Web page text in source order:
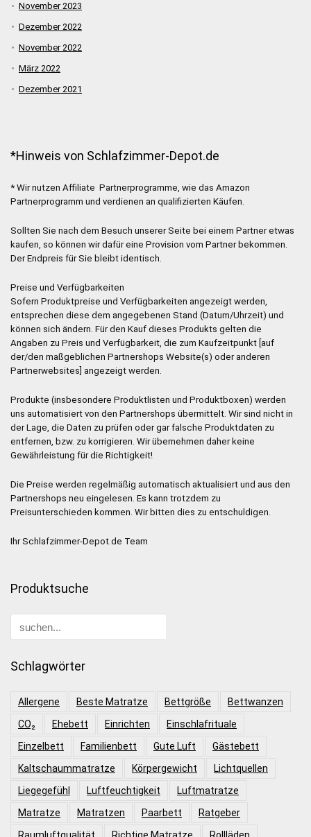
November 2023
Dezember 2022
November 2022
März 2022
Dezember 2021
*Hinweis von Schlafzimmer-Depot.de
* Wir nutzen Affiliate Partnerprogramme, wie das Amazon
Partnerprogramm und verdienen an qualifizierten Käufen.
Sollten Sie nach dem Besuch unserer Seite bei einem Partner etwas
kaufen, so können wir dafür eine Provision vom Partner bekommen.
Der Endpreis für Sie bleibt identisch.
Preise und Verfügbarkeiten
Sofern Produktpreise und Verfügbarkeiten angezeigt werden,
entsprechen diese dem angegebenen Stand (Datum/Uhrzeit) und
können sich ändern. Für den Kauf dieses Produkts gelten die
Angaben zu Preis und Verfügbarkeit, die zum Kaufzeitpunkt [auf
der/den maßgeblichen Partnershops Website(s) oder anderen
Partnerwebsites] angezeigt werden.
Produkte (insbesondere Produktlisten und Produktboxen) werden
uns automatisiert von den Partnershops übermittelt. Wir sind nicht in
der Lage, die Daten zu prüfen oder gar falsche Produktdaten zu
entfernen, bzw. zu korrigieren. Wir übernehmen daher keine
Gewährleistung für die Richtigkeit!
Die Preise werden regelmäßig automatisch aktualisiert und aus den
Partnershops neu eingelesen. Es kann trotzdem zu
Preisunterschieden kommen. Wir bitten dies zu entschuldigen.
Ihr Schlafzimmer-Depot.de Team
Produktsuche
Schlagwörter
Allergene Beste Matratze Bettgröße
Bettwanzen
CO₂
Ehebett Einrichten
Einschlafrituale
Einzelbett
Familienbett Gute Luft
Gästebett
Kaltschaummatratze
Körpergewicht
Lichtquellen
Liegegefühl
Luftfeuchtigkeit
Luftmatratze
Matratze
Matratzen Paarbett
Ratgeber